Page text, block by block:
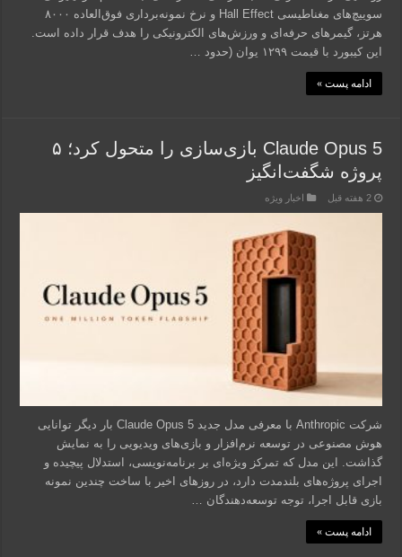
سوییچ‌های مغناطیسی Hall Effect و نرخ نمونه‌برداری فوق‌العاده ۸۰۰۰
هرتز، گیمرهای حرفه‌ای و ورزش‌های الکترونیکی را هدف قرار داده است.
این کیبورد با قیمت ۱۲۹۹ یوان (حدود …
ادامه پست »
Claude Opus 5 بازی‌سازی را متحول کرد؛ ۵
پروژه شگفت‌انگیز
2 هفته قبل اخبار ویژه
شرکت Anthropic با معرفی مدل جدید Claude Opus 5 بار دیگر توانایی
هوش مصنوعی در توسعه نرم‌افزار و بازی‌های ویدیویی را به نمایش
گذاشت. این مدل که تمرکز ویژه‌ای بر برنامه‌نویسی، استدلال پیچیده و
اجرای پروژه‌های بلندمدت دارد، در روزهای اخیر با ساخت چندین نمونه
بازی قابل اجرا، توجه توسعه‌دهندگان …
ادامه پست »